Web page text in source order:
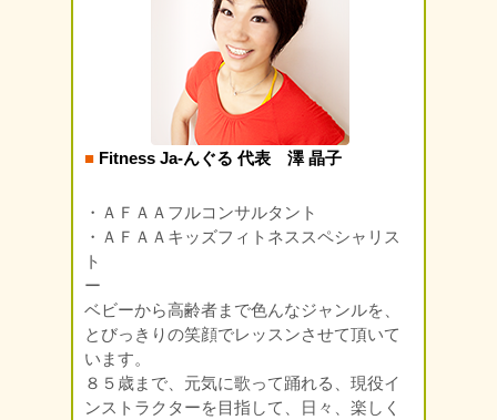
■ Fitness Ja-んぐる 代表 澤 晶子
・ＡＦＡＡフルコンサルタント
・ＡＦＡＡキッズフィトネススペシャリス
ト
ー
ベビーから高齢者まで色んなジャンルを、
とびっきりの笑顔でレッスンさせて頂いて
います。
８５歳まで、元気に歌って踊れる、現役イ
ンストラクターを目指して、日々、楽しく